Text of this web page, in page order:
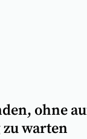
ohne
warten